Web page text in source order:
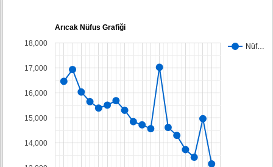
Arıcak Nüfus Grafiği
Nüf…
14,000
15,000
16,000
17,000
18,000